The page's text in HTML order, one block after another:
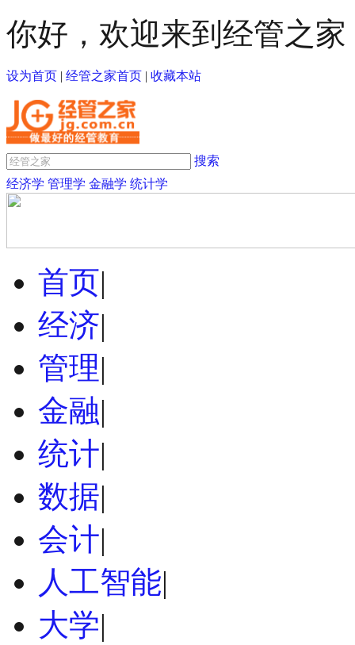
你好，欢迎来到经管之家
设为首页 | 经管之家首页 | 收藏本站
搜索
经济学 管理学 金融学 统计学
首页|
经济|
管理|
金融|
统计|
数据|
会计|
人工智能|
大学|